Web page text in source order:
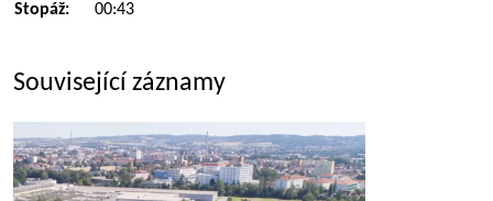
Stopáž:
00:43
Související záznamy